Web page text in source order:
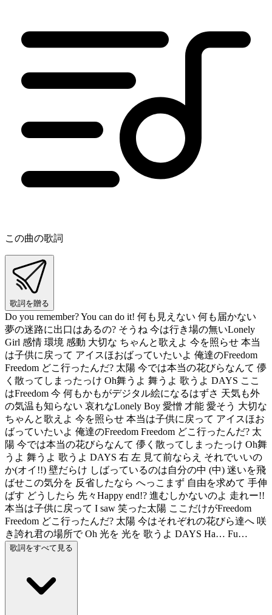
この曲の歌詞
歌詞を贈る
Do you remember? You can do it! 何も見えない 何も届かない
夢の迷路に出口はあるの? そうね 今は行き場の無いLonely
Girl 感情 環境 感動 大切な ちゃんと歌えよ 今を照らせ 本当
は子供に戻って アイスほおばっていたいよ 俺達のFreedom
Freedom どこ行ったんだ? 太陽 今では本当の花びらなんて 儚
く散ってしまったっけ Oh舞うよ 舞うよ 歌うよ DAYS ここ
はFreedom 今 何もかもがデジタル絵になるはずさ 天気も外
の気温も知らない 哀れなLonely Boy 愛憎 才能 愛そう 大切な
ちゃんと歌えよ 今を照らせ 本当は子供に戻って アイスほお
ばっていたいよ 俺達のFreedom Freedom どこ行ったんだ? 太
陽 今では本当の花びらなんて 儚く散ってしまったっけ Oh舞
うよ 舞うよ 歌うよ DAYS 右 左 見て前ならえ それでいいの
か(オイ!!) 壁だらけ しばっているのは自分の中 (中) 迷いを飛
ばせこの気分を 反省したなら へっこまず 自由を求めて 手伸
ばす どうしたら 先々Happy end!? 進むしかないのよ 走れー!!
本当は子供に戻って I saw 笑った太陽 ここだけがFreedom
Freedom どこ行ったんだ? 太陽 今はそれぞれの花びら達へ 咲
き誇れ君の場所で Oh 光を 光を 歌うよ DAYS Ha… Fu…
歌詞をすべて見る